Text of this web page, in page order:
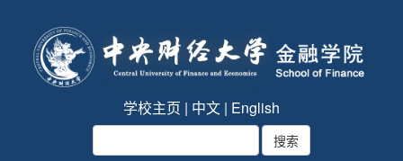
学校主页 | 中文 | English